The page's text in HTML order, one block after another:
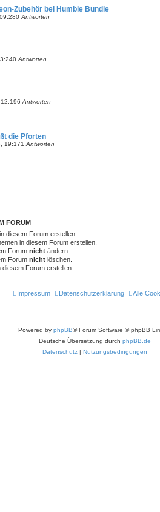
Zubehör bei Humble Bundle
0 Antworten
0 Antworten
6 Antworten
die Pforten
19:171 Antworten
FORUM
diesem Forum erstellen.
in diesem Forum erstellen.
Forum nicht ändern.
Forum nicht löschen.
diesem Forum erstellen.
Alle
Datenschutzerklärung
Impressum
Powered by phpBB® Forum Software © phpBB
Deutsche Übersetzung durch phpBB.de
Datenschutz | Nutzungsbedingungen